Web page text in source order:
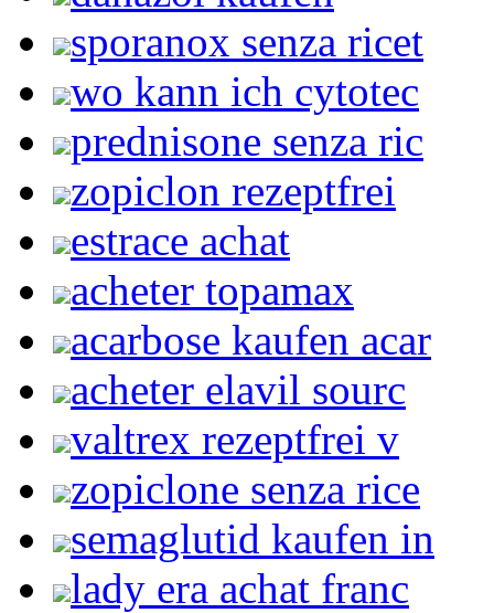
sporanox senza ricet
wo kann ich cytotec
prednisone senza ric
zopiclon rezeptfrei
estrace achat
acheter topamax
acarbose kaufen acar
acheter elavil sourc
valtrex rezeptfrei v
zopiclone senza rice
semaglutid kaufen in
lady era achat franc